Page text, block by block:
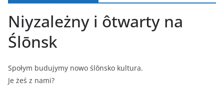
Niyzależny i ôtwarty na
Ślōnsk
Społym budujymy nowo ślōnsko kultura.
Je żeś z nami?